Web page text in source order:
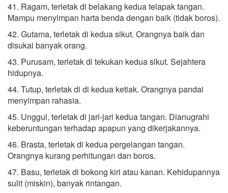
41. Ragam, terletak di belakang kedua telapak tangan.
Mampu menyimpan harta benda dengan baik (tidak boros).
42. Gutama, terletak di kedua sikut. Orangnya baik dan
disukai banyak orang.
43. Purusam, terletak di tekukan kedua sikut. Sejahtera
hidupnya.
44. Tutup, terletak di di kedua ketiak. Orangnya pandai
menyimpan rahasia.
45. Unggul, terletak di jari-jari kedua tangan. Dianugrahi
keberuntungan terhadap apapun yang dikerjakannya.
46. Brasta, terletak di kedua pergelangan tangan.
Orangnya kurang perhitungan dan boros.
47. Basu, terletak di bokong kiri atau kanan. Kehidupannya
sulit (miskin), banyak rintangan.